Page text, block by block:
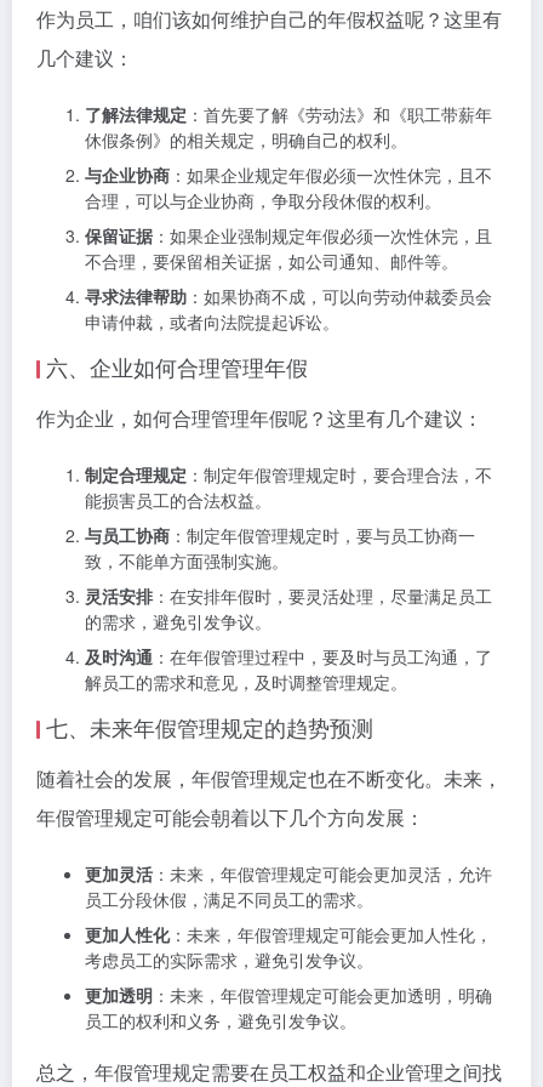
作为员工，咱们该如何维护自己的年假权益呢？这里有
几个建议：
了解法律规定 ：首先要了解《劳动法》和《职工带薪年
休假条例》的相关规定，明确自己的权利。
与企业协商 ：如果企业规定年假必须一次性休完，且不
合理，可以与企业协商，争取分段休假的权利。
保留证据 ：如果企业强制规定年假必须一次性休完，且
不合理，要保留相关证据，如公司通知、邮件等。
寻求法律帮助 ：如果协商不成，可以向劳动仲裁委员会
申请仲裁，或者向法院提起诉讼。
六、企业如何合理管理年假
作为企业，如何合理管理年假呢？这里有几个建议：
制定合理规定 ：制定年假管理规定时，要合理合法，不
能损害员工的合法权益。
与员工协商 ：制定年假管理规定时，要与员工协商一
致，不能单方面强制实施。
灵活安排 ：在安排年假时，要灵活处理，尽量满足员工
的需求，避免引发争议。
及时沟通 ：在年假管理过程中，要及时与员工沟通，了
解员工的需求和意见，及时调整管理规定。
七、未来年假管理规定的趋势预测
随着社会的发展，年假管理规定也在不断变化。未来，
年假管理规定可能会朝着以下几个方向发展：
更加灵活 ：未来，年假管理规定可能会更加灵活，允许
员工分段休假，满足不同员工的需求。
更加人性化：未来，年假管理规定可能会更加人性化，
考虑员工的实际需求，避免引发争议。
更加透明 ：未来，年假管理规定可能会更加透明，明确
员工的权利和义务，避免引发争议。
总之，年假管理规定需要在员工权益和企业管理之间找